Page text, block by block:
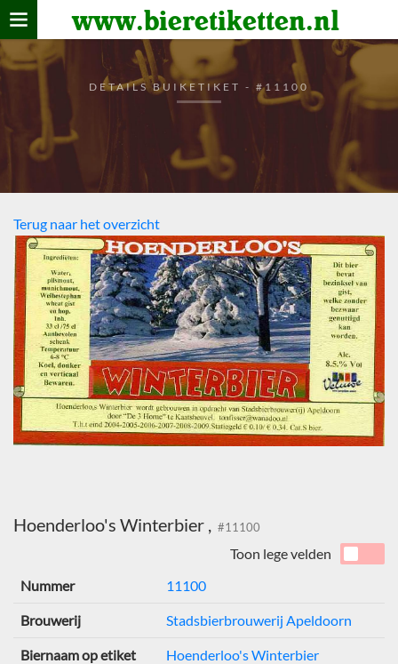
www.bieretiketten.nl
Home
verzamelen
De bierkaart
Bezoekers
DETAILS BUIKETIKET - #11100
Terug naar het overzicht
Hoenderloo's Winterbier , #11100
Toon lege velden
Nummer
11100
Brouwerij Stadsbierbrouwerij Apeldoorn
Biernaam op etiket Hoenderloo's Winterbier